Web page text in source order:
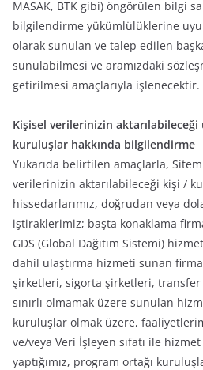
MASAK, BTK gibi) öngörülen bilgi
bilgilendirme yükümlülüklerine
olarak sunulan ve talep edilen
sunulabilmesi ve aramızdaki
getirilmesi amaçlarıyla işlenecektir.
Kişisel verilerinizin aktarılabileceği
kuruluşlar hakkında bilgilendirme
Yukarıda belirtilen amaçlarla,
verilerinizin aktarılabileceği kişi /
hissedarlarımız, doğrudan veya
iştiraklerimiz; başta konaklama
GDS (Global Dağıtım Sistemi)
dahil ulaştırma hizmeti sunan
şirketleri, sigorta şirketleri, transfer
sınırlı olmamak üzere sunulan
kuruluşlar olmak üzere,
ve/veya Veri İşleyen sıfatı ile hizmet
yaptığımız, program ortağı